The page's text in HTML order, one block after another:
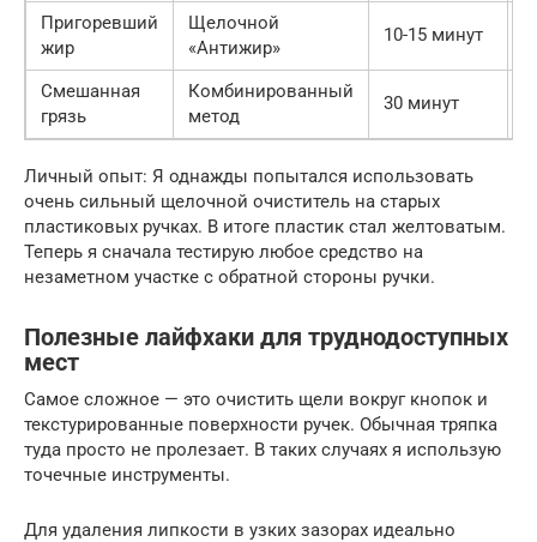
Пригоревший
жир
Щелочной
«Антижир»
10-15 минут
Смешанная
грязь
Комбинированный
метод
30 минут
Личный опыт: Я однажды попытался использовать
очень сильный щелочной очиститель на старых
пластиковых ручках. В итоге пластик стал желтоватым.
Теперь я сначала тестирую любое средство на
незаметном участке с обратной стороны ручки.
Полезные лайфхаки для труднодоступных
мест
Самое сложное — это очистить щели вокруг кнопок и
текстурированные поверхности ручек. Обычная тряпка
туда просто не пролезает. В таких случаях я использую
точечные инструменты.
Для удаления липкости в узких зазорах идеально